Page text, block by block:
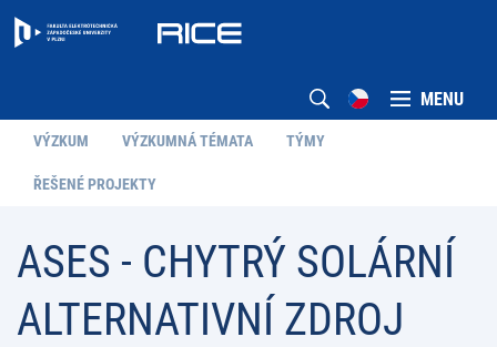
MENU
VÝZKUM VÝZKUMNÁ TÉMATA TÝMY
ŘEŠENÉ PROJEKTY
ASES - CHYTRÝ SOLÁRNÍ
ALTERNATIVNÍ ZDROJ